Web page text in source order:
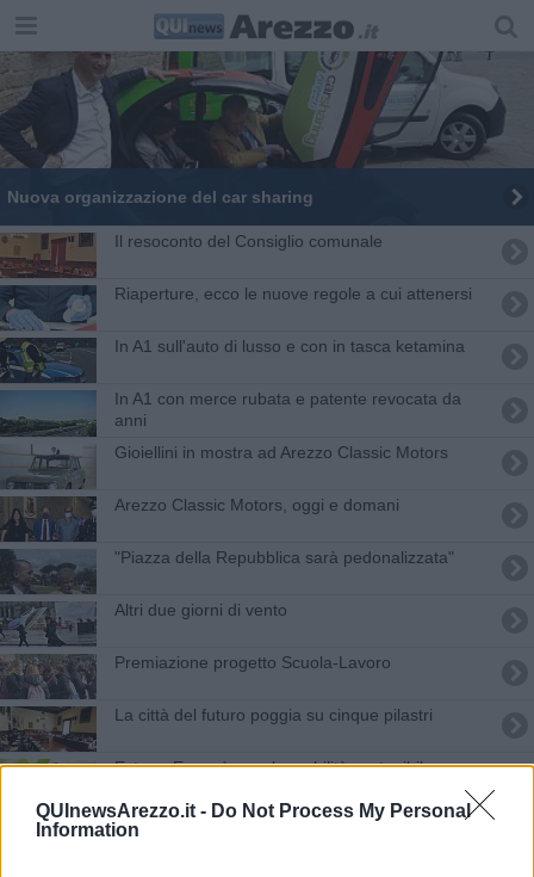
QUInewsArezzo.it - Do Not Process My Personal
Information
Nuova organizzazione del car sharing
Il resoconto del Consiglio comunale
Riaperture, ecco le nuove regole a cui attenersi
In A1 sull'auto di lusso e con in tasca ketamina
In A1 con merce rubata e patente revocata da
anni
Gioiellini in mostra ad Arezzo Classic Motors
Arezzo Classic Motors, oggi e domani
"Piazza della Repubblica sarà pedonalizzata"
Altri due giorni di vento
Premiazione progetto Scuola-Lavoro
La città del futuro poggia su cinque pilastri
Estra e Enermìa per la mobilità sostenibile
Furto in concessionaria, rubati anche i centesimi